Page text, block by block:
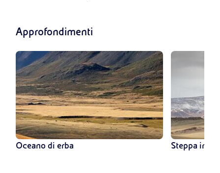
Approfondimenti
Oceano di erba Steppa in